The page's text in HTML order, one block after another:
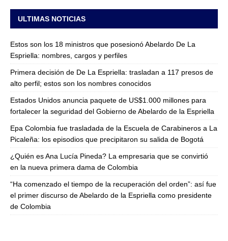
ULTIMAS NOTICIAS
Estos son los 18 ministros que posesionó Abelardo De La
Espriella: nombres, cargos y perfiles
Primera decisión de De La Espriella: trasladan a 117 presos de
alto perfil; estos son los nombres conocidos
Estados Unidos anuncia paquete de US$1.000 millones para
fortalecer la seguridad del Gobierno de Abelardo de la Espriella
Epa Colombia fue trasladada de la Escuela de Carabineros a La
Picaleña: los episodios que precipitaron su salida de Bogotá
¿Quién es Ana Lucía Pineda? La empresaria que se convirtió
en la nueva primera dama de Colombia
“Ha comenzado el tiempo de la recuperación del orden”: así fue
el primer discurso de Abelardo de la Espriella como presidente
de Colombia